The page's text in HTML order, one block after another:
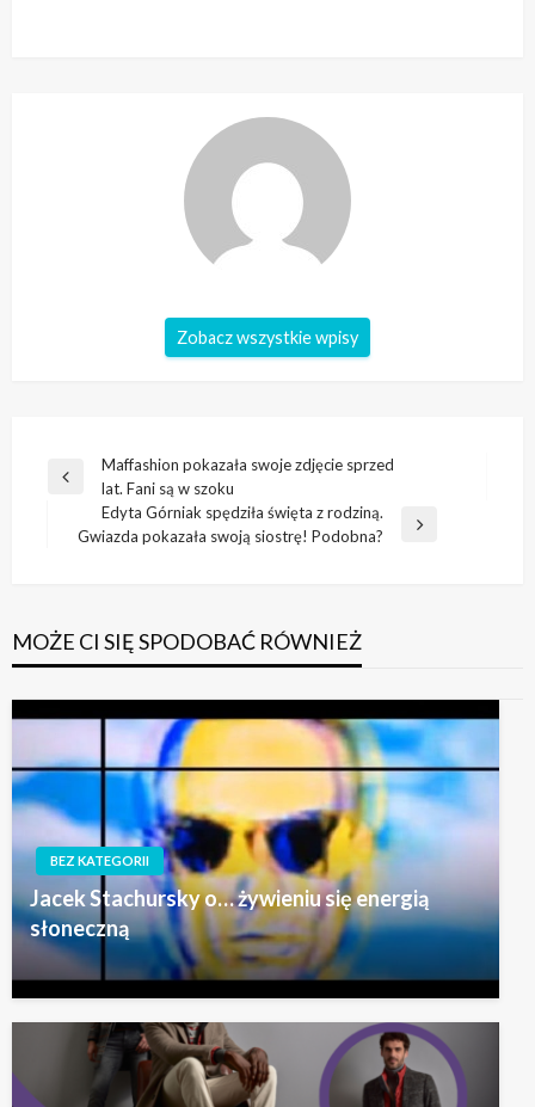
Zobacz wszystkie wpisy
Nawigacja
wpisu
Poprzedni
Maffashion pokazała swoje zdjęcie sprzed
lat. Fani są w szoku
Następny
Edyta Górniak spędziła święta z rodziną.
Gwiazda pokazała swoją siostrę! Podobna?
MOŻE CI SIĘ SPODOBAĆ RÓWNIEŻ
BEZ KATEGORII
Jacek Stachursky o… żywieniu się energią
słoneczną